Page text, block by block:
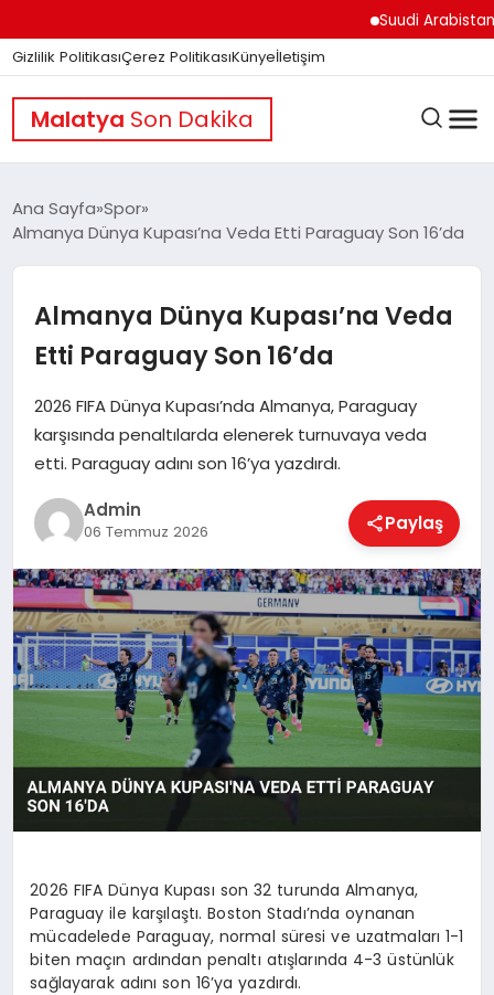
Suudi Arabistan
Gizlilik PolitikasıÇerez PolitikasıKünyeİletişim
Malatya Son Dakika
GÜNDEM
DÜNYA
EĞITIM
EKONOMI
MAGAZIN
SAĞLIK
TEKNOLOJI
Ana Sayfa Spor
Almanya Dünya Kupası’na Veda Etti Paraguay Son 16’da
Almanya Dünya Kupası’na Veda
Etti Paraguay Son 16’da
2026 FIFA Dünya Kupası’nda Almanya, Paraguay
karşısında penaltılarda elenerek turnuvaya veda
etti. Paraguay adını son 16’ya yazdırdı.
Admin
06 Temmuz 2026 Paylaş
2026 FIFA Dünya Kupası son 32 turunda Almanya,
Paraguay ile karşılaştı. Boston Stadı’nda oynanan
mücadelede Paraguay, normal süresi ve uzatmaları 1-1
biten maçın ardından penaltı atışlarında 4-3 üstünlük
sağlayarak adını son 16’ya yazdırdı.